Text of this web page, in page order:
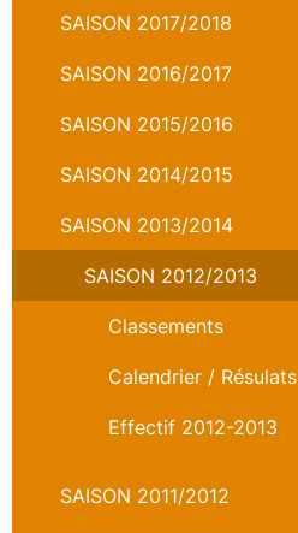
SAISON 2017/2018
SAISON 2016/2017
SAISON 2015/2016
SAISON 2014/2015
SAISON 2013/2014
SAISON 2012/2013
Classements
Calendrier / Résulats
Effectif 2012-2013
SAISON 2011/2012